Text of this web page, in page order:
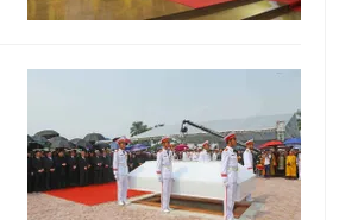
Công nghệ
Hitech Công nghệ tương lai
Thị trường
Tư vấn